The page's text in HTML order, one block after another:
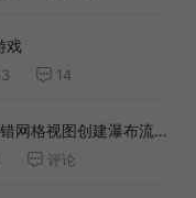
戏
14
网格视图创建瀑布流布
评论